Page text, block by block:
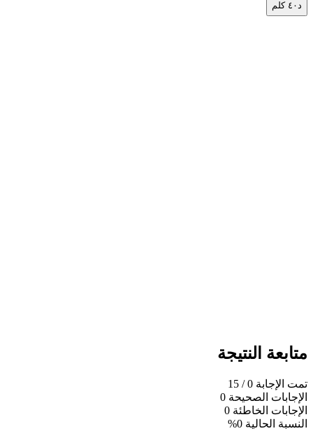
٤٠ كلم
متابعة النتيجة
تمت الإجابة 0
/ 15
الإجابات الصحيحة 0
الإجابات الخاطئة 0
النسبة الحالية 0%